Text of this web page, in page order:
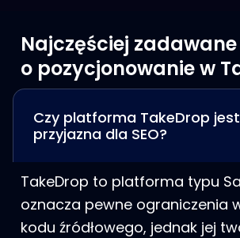
Najczęściej
o pozycjonowanie w
Czy platforma TakeDrop jest
przyjazna dla SEO?
TakeDrop to platforma typu
oznacza pewne ograniczenia
kodu źródłowego, jednak jej